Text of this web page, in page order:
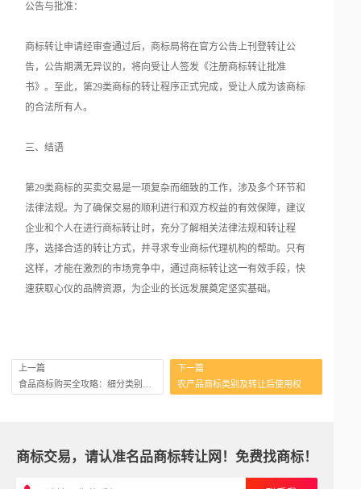
公告与批准：
商标转让申请经审查通过后，商标局将在官方公告上刊登转让公
告，公告期满无异议的，将向受让人签发《注册商标转让批准
书》。至此，第29类商标的转让程序正式完成，受让人成为该商标
的合法所有人。
三、结语
第29类商标的买卖交易是一项复杂而细致的工作，涉及多个环节和
法律法规。为了确保交易的顺利进行和双方权益的有效保障，建议
企业和个人在进行商标转让时，充分了解相关法律法规和转让程
序，选择合适的转让方式，并寻求专业商标代理机构的帮助。只有
这样，才能在激烈的市场竞争中，通过商标转让这一有效手段，快
速获取心仪的品牌资源，为企业的长远发展奠定坚实基础。
上一篇
下一篇
农产品商标类别及转让后使用权
商标交易，请认准名品商标转让网！免费找商标！